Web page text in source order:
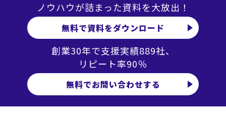
ノウハウが詰まった資料を大放出！
無料で資料をダウンロード
創業30年で支援実績889社、
リピート率90％
無料でお問い合わせする
一方で、従業員1,000人以上の事業所では離職率が10％台に
まで低下し、明らかな対照を成しています。
こうした差の背景には、小規模事業所が大企業に比べて給
与や福利厚生、研修制度といった環境が不十分であること
が挙げられます。
さらに、キャリアアップの機会が限られている点も、離職
率の高さに影響を及ぼしていると考えられます。